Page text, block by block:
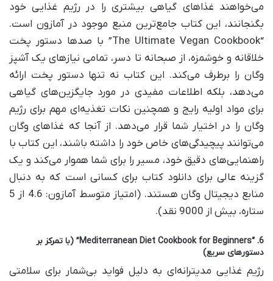
می‌خواهند غذاهای گیاهی بیشتری را در رژیم غذایی خود
بگنجانند، این کتاب جامع‌ترین منبع موجود در آمازون است.
“The Ultimate Vegan Cookbook” با صدها دستور پخت
خلاقانه و خوشمزه، از صبحانه تا دسر، تمامی نیازهای یک آشپز
وگان را برطرف می‌کند. این کتاب نه تنها دستور پخت ارائه
می‌دهد، بلکه اطلاعات مفیدی در مورد جایگزین‌های گیاهی
برای مواد اولیه رایج و همچنین نکات تغذیه‌ای مهم برای رژیم
وگان را در اختیار شما قرار می‌دهد. از آنجا که غذاهای وگان
می‌توانند پیچیدگی‌های خاص خود را داشته باشند، این کتاب با
راهنمایی‌های دقیق خود، مسیر را برای شما هموار می‌کند و یک
گزینه عالی برای دانلود کتاب برای کسانی است که به دنبال
منابع دیجیتال وگان هستند. (امتیاز متوسط آمازون: 4.6 از 5
ستاره، بیش از 9000 نقد).
6. “Mediterranean Diet Cookbook for Beginners” (با تمرکز بر
دستورهای سریع)
رژیم غذایی مدیترانه‌ای به دلیل فواید بی‌شمار برای سلامتی